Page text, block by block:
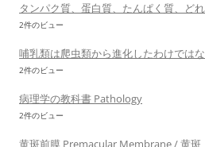
タンパク質、蛋白質、たんぱく質、ど
2件のビュー
哺乳類は爬虫類から進化したわけでは
2件のビュー
病理学の教科書 Pathology
2件のビュー
黄斑前膜 Premacular Membrane / 黄